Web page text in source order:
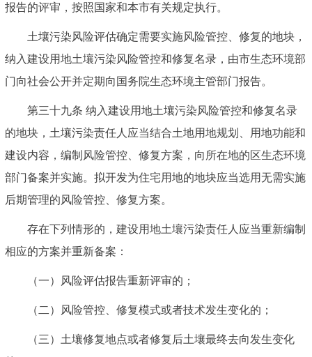
报告的评审，按照国家和本市有关规定执行。
土壤污染风险评估确定需要实施风险管控、修复的地块，
纳入建设用地土壤污染风险管控和修复名录，由市生态环境部
门向社会公开并定期向国务院生态环境主管部门报告。
第三十九条 纳入建设用地土壤污染风险管控和修复名录
的地块，土壤污染责任人应当结合土地用地规划、用地功能和
建设内容，编制风险管控、修复方案，向所在地的区生态环境
部门备案并实施。拟开发为住宅用地的地块应当选用无需实施
后期管理的风险管控、修复方案。
存在下列情形的，建设用地土壤污染责任人应当重新编制
相应的方案并重新备案：
（一）风险评估报告重新评审的；
（二）风险管控、修复模式或者技术发生变化的；
（三）土壤修复地点或者修复后土壤最终去向发生变化